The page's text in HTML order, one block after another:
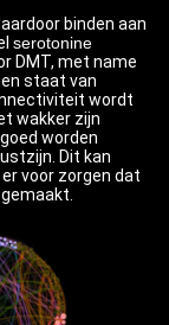
binden aan
serotonine
DMT, met name
staat van
wordt
wakker zijn
worden
Dit kan
voor zorgen dat